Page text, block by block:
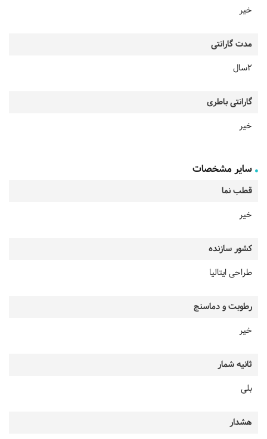
خیر
مدت گارانتی
2سال
گارانتی باطری
خیر
سایر مشخصات
قطب نما
خیر
کشور سازنده
طراحی ایتالیا
رطوبت و دماسنج
خیر
ثانیه شمار
بلی
هشدار